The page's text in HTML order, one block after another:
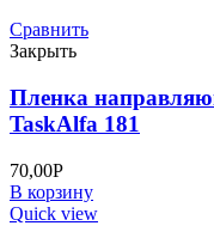
Сравнить
Закрыть
Пленка
TaskAlfa 181
70,00Р
В корзину
Quick view